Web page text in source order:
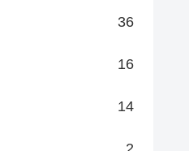
36
16
14